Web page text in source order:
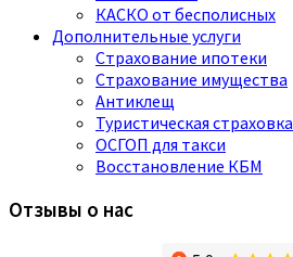
КАСКО от бесполисных
Дополнительные услуги
Страхование ипотеки
Страхование имущества
Антиклещ
Туристическая страховка
ОСГОП для такси
Восстановление КБМ
Отзывы о нас